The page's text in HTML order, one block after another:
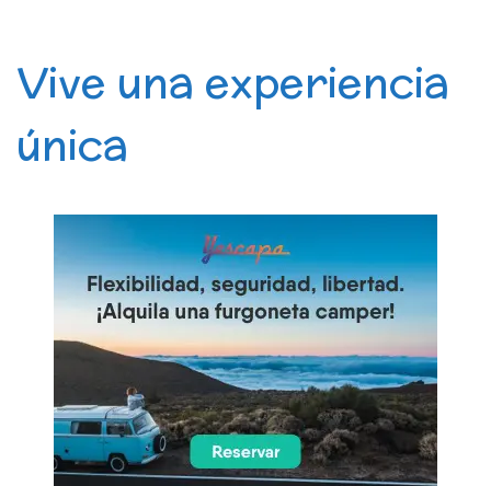
Vive una experiencia
única